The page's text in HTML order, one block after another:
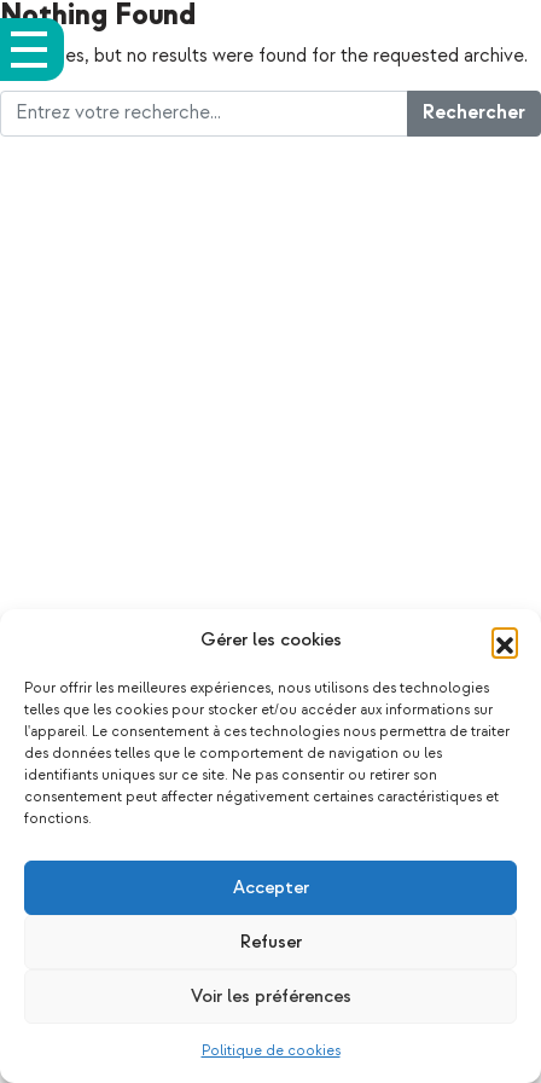
Gérer les cookies
Pour offrir les meilleures expériences, nous utilisons des technologies
telles que les cookies pour stocker et/ou accéder aux informations sur
l'appareil. Le consentement à ces technologies nous permettra de traiter
des données telles que le comportement de navigation ou les
identifiants uniques sur ce site. Ne pas consentir ou retirer son
consentement peut affecter négativement certaines caractéristiques et
fonctions.
Accepter
Refuser
Voir les préférences
Politique de cookies
Nothing Found
Apologies, but no results were found for the requested archive.
Rechercher